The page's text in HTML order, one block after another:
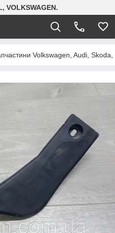
VOLKSWAGEN.
Volkswagen, Audi, Skoda,